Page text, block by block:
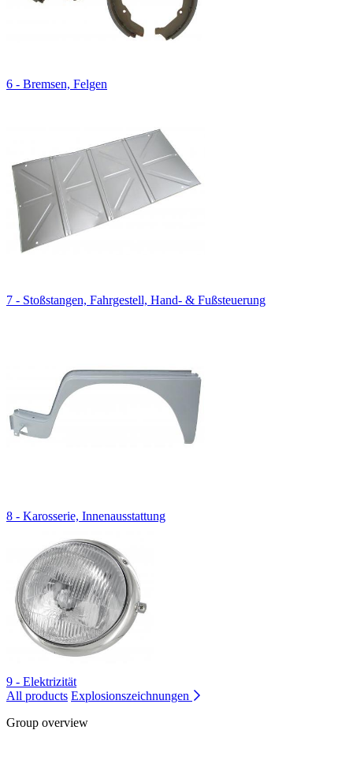
6 - Bremsen, Felgen
7 - Stoßstangen, Fahrgestell, Hand- & Fußsteuerung
8 - Karosserie, Innenausstattung
9 - Elektrizität
All products Explosionszeichnungen
Group overview